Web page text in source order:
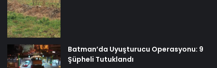
Batman’da Uyuşturucu Operasyonu: 9
Şüpheli Tutuklandı